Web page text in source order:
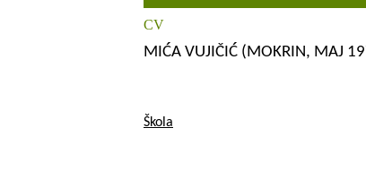
CV
MIĆA VUJIČIĆ (MOKRIN, MAJ
Škola